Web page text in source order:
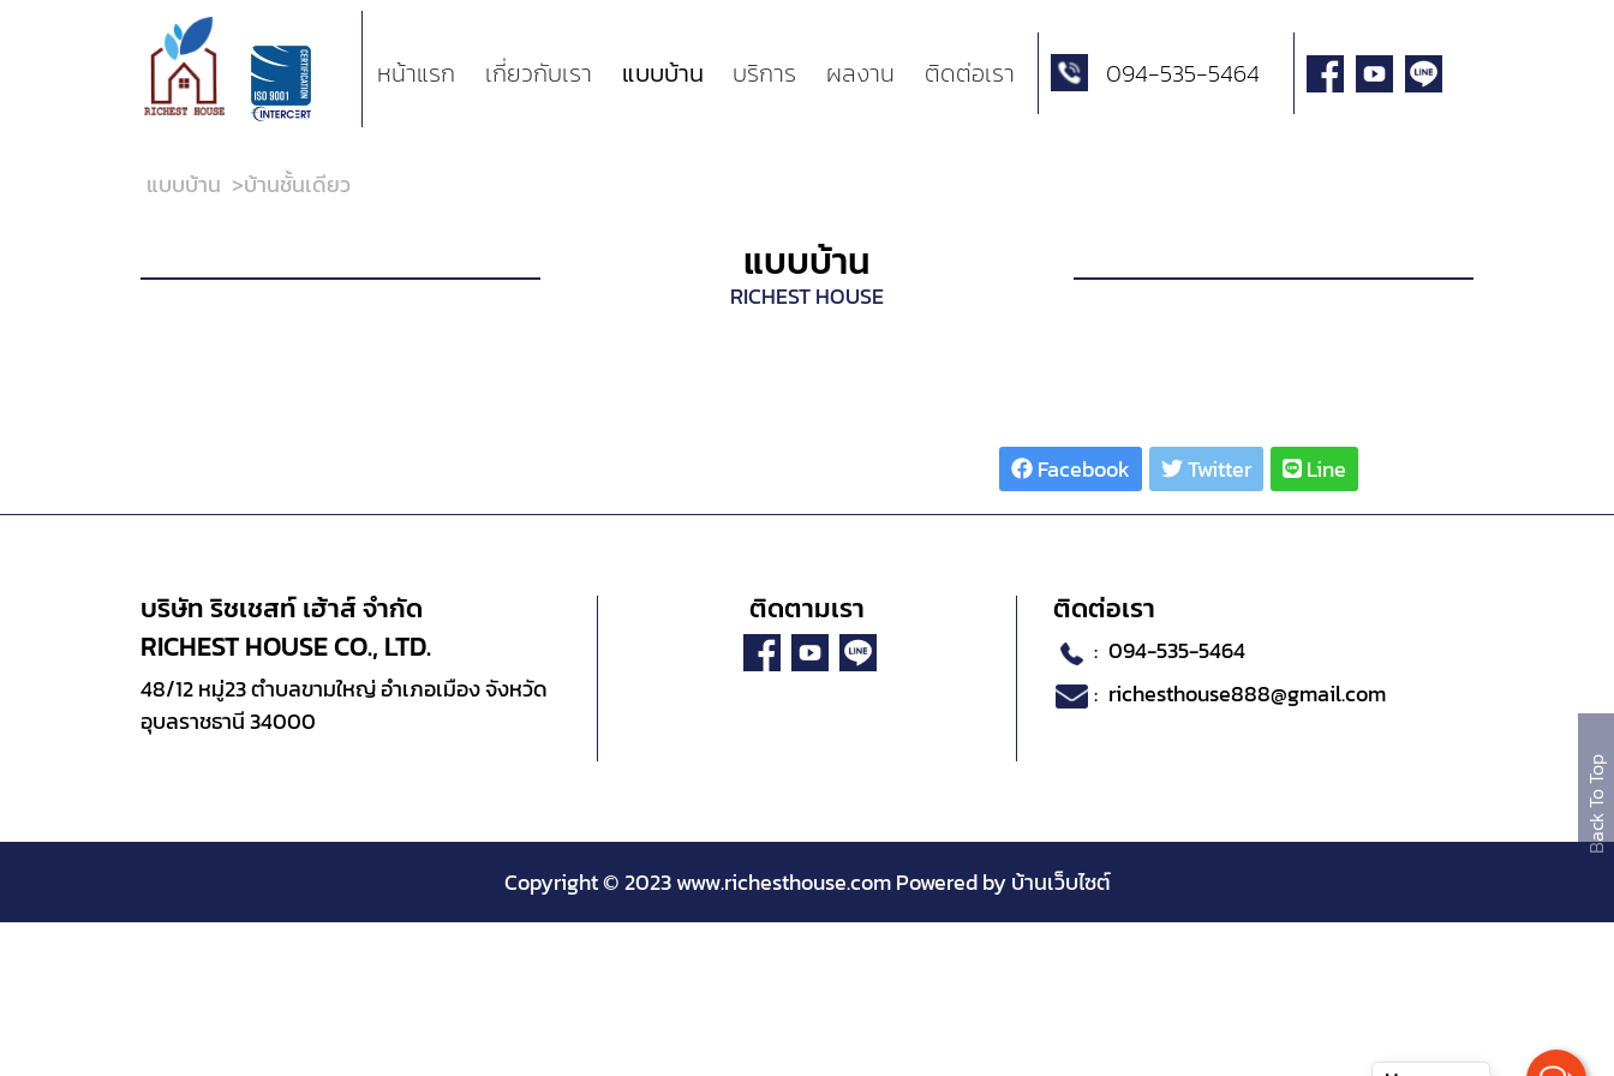
หน้าแรก เกี่ยวกับเรา แบบบ้าน บริการ ผลงาน ติดต่อเรา 094-535-5464
แบบบ้าน >บ้านชั้นเดียว
แบบบ้าน
RICHEST HOUSE
Facebook Twitter Line
บริษัท ริชเชสท์ เฮ้าส์ จำกัด
RICHEST HOUSE CO., LTD.
48/12 หมู่23 ตำบลขามใหญ่ อำเภอเมือง จังหวัด
อุบลราชธานี 34000
ติดตามเรา ติดต่อเรา
: 094-535-5464
: richesthouse888@gmail.com
Copyright © 2023 www.richesthouse.com Powered byบ้านเว็บไซต์
Back To Top